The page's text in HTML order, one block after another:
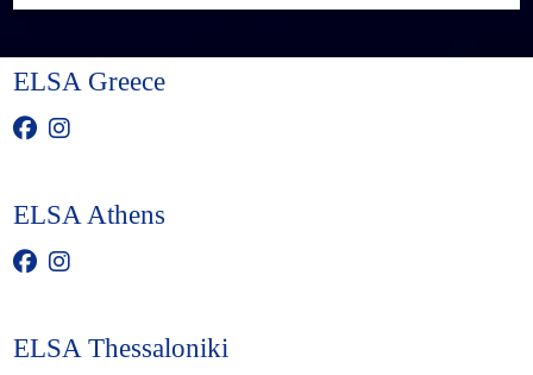
ELSA Greece
ELSA Athens
ELSA Thessaloniki